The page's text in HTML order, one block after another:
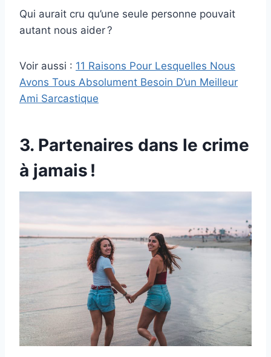
Qui aurait cru qu’une seule personne pouvait
autant nous aider ?
Voir aussi : 11 Raisons Pour Lesquelles Nous
Avons Tous Absolument Besoin D’un Meilleur
Ami Sarcastique
3. Partenaires dans le crime
à jamais !